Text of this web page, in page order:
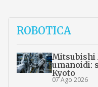
ROBOTICA
Mitsubishi
umanoidi:
Kyoto
07 Ago 2026